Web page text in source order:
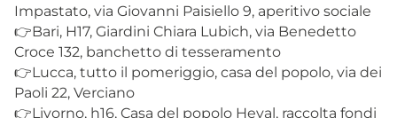
Impastato, via Giovanni Paisiello 9, aperitivo sociale
👉Bari, H17, Giardini Chiara Lubich, via Benedetto
Croce 132, banchetto di tesseramento
👉Lucca, tutto il pomeriggio, casa del popolo, via dei
Paoli 22, Verciano
👉Livorno, h16, Casa del popolo Heval, raccolta fondi